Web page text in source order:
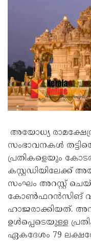
അയോധ്യ
സംഭാവനകൾ
പ്രതികളെയും
കസ്റ്റഡിയിലേക്ക്
സംഘം അറസ്റ്റ്
കോൺഫറൻസിങ്
ഹാജരാക്കിയത്.
ഉൾപ്പെടെയുള്ള
ഏകദേശം 79